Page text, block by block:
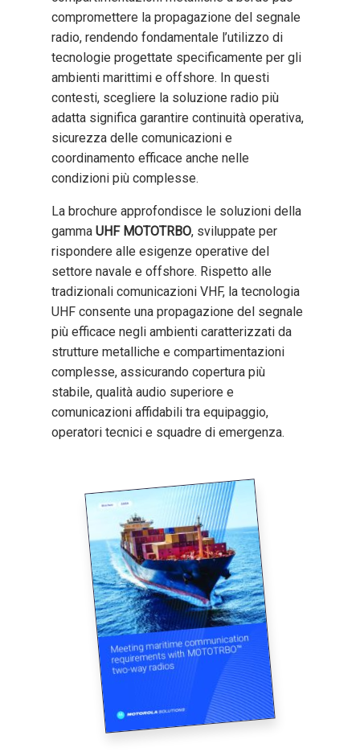
compromettere la propagazione del segnale
radio, rendendo fondamentale l’utilizzo di
tecnologie progettate specificamente per gli
ambienti marittimi e offshore. In questi
contesti, scegliere la soluzione radio più
adatta significa garantire continuità operativa,
sicurezza delle comunicazioni e
coordinamento efficace anche nelle
condizioni più complesse.
La brochure approfondisce le soluzioni della
gamma UHF MOTOTRBO, sviluppate per
rispondere alle esigenze operative del
settore navale e offshore. Rispetto alle
tradizionali comunicazioni VHF, la tecnologia
UHF consente una propagazione del segnale
più efficace negli ambienti caratterizzati da
strutture metalliche e compartimentazioni
complesse, assicurando copertura più
stabile, qualità audio superiore e
comunicazioni affidabili tra equipaggio,
operatori tecnici e squadre di emergenza.